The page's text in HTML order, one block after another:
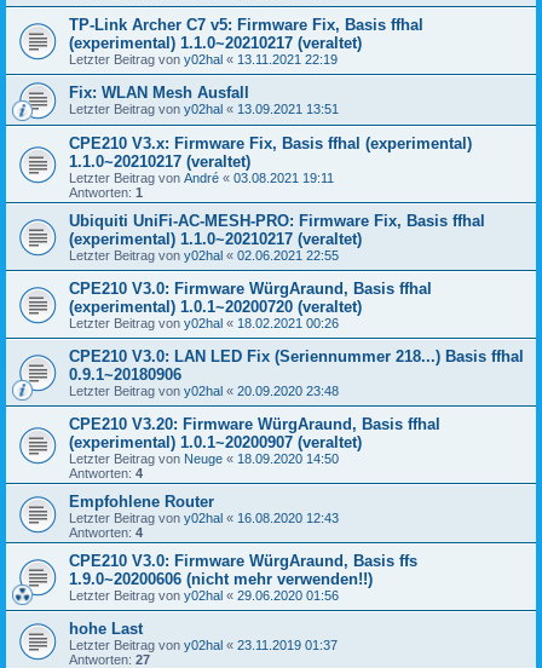
TP-Link Archer C7 v5: Firmware Fix, Basis ffhal
(experimental) 1.1.0~20210217 (veraltet)
Letzter Beitrag von y02hal « 13.11.2021 22:19
Fix: WLAN Mesh Ausfall
Letzter Beitrag von y02hal « 13.09.2021 13:51
CPE210 V3.x: Firmware Fix, Basis ffhal (experimental)
1.1.0~20210217 (veraltet)
Letzter Beitrag von André « 03.08.2021 19:11
Antworten: 1
Ubiquiti UniFi-AC-MESH-PRO: Firmware Fix, Basis ffhal
(experimental) 1.1.0~20210217 (veraltet)
Letzter Beitrag von y02hal « 02.06.2021 22:55
CPE210 V3.0: Firmware WürgAraund, Basis ffhal
(experimental) 1.0.1~20200720 (veraltet)
Letzter Beitrag von y02hal « 18.02.2021 00:26
CPE210 V3.0: LAN LED Fix (Seriennummer 218...) Basis ffhal
0.9.1~20180906
Letzter Beitrag von y02hal « 20.09.2020 23:48
CPE210 V3.20: Firmware WürgAraund, Basis ffhal
(experimental) 1.0.1~20200907 (veraltet)
Letzter Beitrag von Neuge « 18.09.2020 14:50
Antworten: 4
Empfohlene Router
Letzter Beitrag von y02hal « 16.08.2020 12:43
Antworten: 4
CPE210 V3.0: Firmware WürgAraund, Basis ffs
1.9.0~20200606 (nicht mehr verwenden!!)
Letzter Beitrag von y02hal « 29.06.2020 01:56
hohe Last
Letzter Beitrag von y02hal « 23.11.2019 01:37
Antworten: 27